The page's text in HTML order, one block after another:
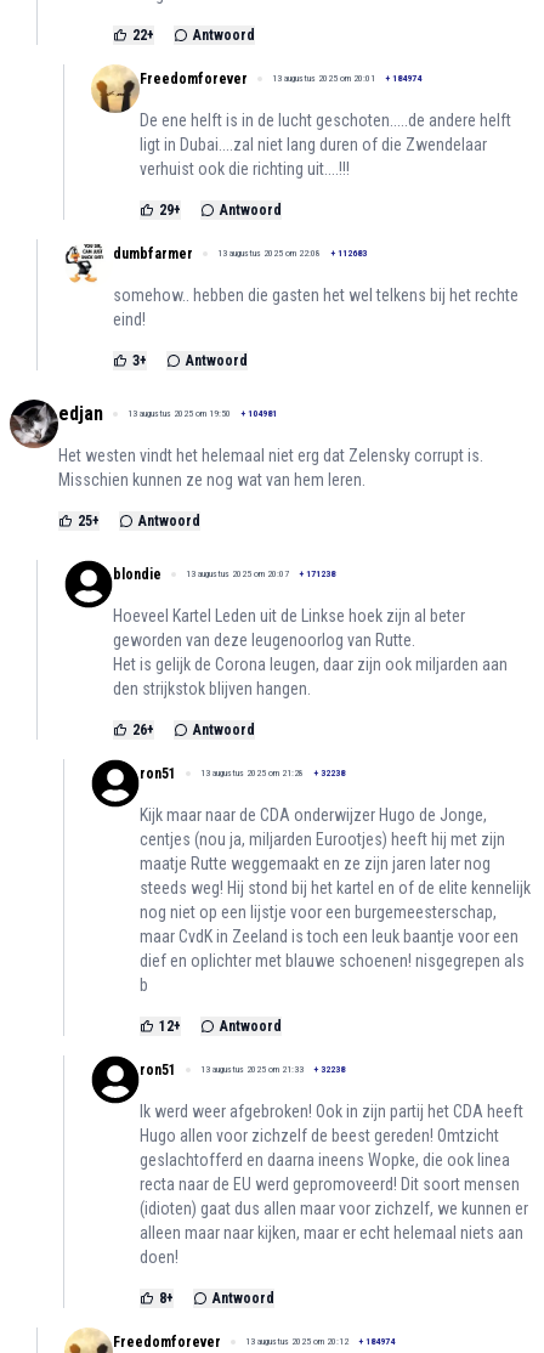
22+ Antwoord
Freedomforever 13 augustus 2025 om 20:01 + 184974
De ene helft is in de lucht geschoten.....de andere helft
ligt in Dubai....zal niet lang duren of die Zwendelaar
verhuist ook die richting uit....!!!
29+ Antwoord
dumbfarmer 13 augustus 2025 om 22:08 + 112683
somehow.. hebben die gasten het wel telkens bij het rechte
eind!
3+ Antwoord
edjan 13 augustus 2025 om 19:50 + 104981
Het westen vindt het helemaal niet erg dat Zelensky corrupt is.
Misschien kunnen ze nog wat van hem leren.
25+ Antwoord
blondie 13 augustus 2025 om 20:07 + 171238
Hoeveel Kartel Leden uit de Linkse hoek zijn al beter
geworden van deze leugenoorlog van Rutte.
Het is gelijk de Corona leugen, daar zijn ook miljarden aan
den strijkstok blijven hangen.
26+ Antwoord
ron51 13 augustus 2025 om 21:28 + 32238
Kijk maar naar de CDA onderwijzer Hugo de Jonge,
centjes (nou ja, miljarden Eurootjes) heeft hij met zijn
maatje Rutte weggemaakt en ze zijn jaren later nog
steeds weg! Hij stond bij het kartel en of de elite kennelijk
nog niet op een lijstje voor een burgemeesterschap,
maar CvdK in Zeeland is toch een leuk baantje voor een
dief en oplichter met blauwe schoenen! nisgegrepen als
b
12+ Antwoord
ron51 13 augustus 2025 om 21:33 + 32238
Ik werd weer afgebroken! Ook in zijn partij het CDA heeft
Hugo allen voor zichzelf de beest gereden! Omtzicht
geslachtofferd en daarna ineens Wopke, die ook linea
recta naar de EU werd gepromoveerd! Dit soort mensen
(idioten) gaat dus allen maar voor zichzelf, we kunnen er
alleen maar naar kijken, maar er echt helemaal niets aan
doen!
8+ Antwoord
Freedomforever 13 augustus 2025 om 20:12 + 184974